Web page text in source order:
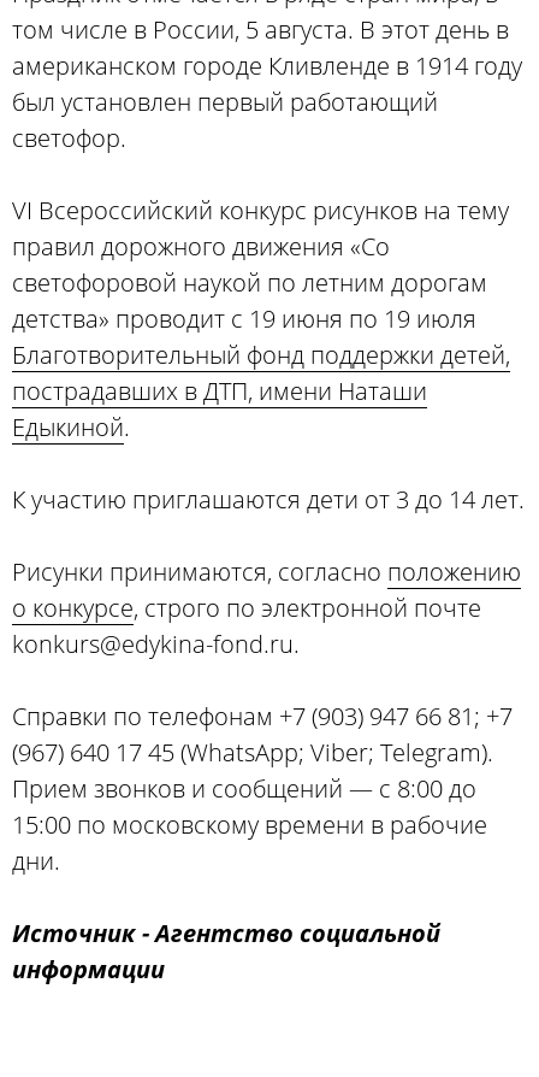
том числе в России, 5 августа. В этот день в
американском городе Кливленде в 1914 году
был установлен первый работающий
светофор.
VI Всероссийский конкурс рисунков на тему
правил дорожного движения «Со
светофоровой наукой по летним дорогам
детства» проводит с 19 июня по 19 июля
Благотворительный фонд поддержки детей,
пострадавших в ДТП, имени Наташи
Едыкиной.
К участию приглашаются дети от 3 до 14 лет.
Рисунки принимаются, согласно положению
о конкурсе, строго по электронной почте
konkurs@edykina-fond.ru.
Справки по телефонам +7 (903) 947 66 81; +7
(967) 640 17 45 (WhatsApp; Viber; Telegram).
Прием звонков и сообщений — с 8:00 до
15:00 по московскому времени в рабочие
дни.
Источник - Агентство социальной
информации